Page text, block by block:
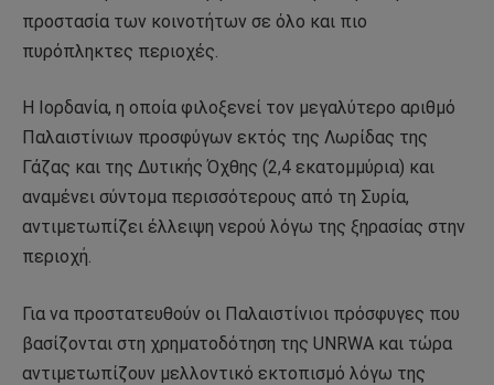
προστασία των κοινοτήτων σε όλο και πιο
πυρόπληκτες περιοχές.
Η Ιορδανία, η οποία φιλοξενεί τον μεγαλύτερο αριθμό
Παλαιστίνιων προσφύγων εκτός της Λωρίδας της
Γάζας και της Δυτικής Όχθης (2,4 εκατομμύρια) και
αναμένει σύντομα περισσότερους από τη Συρία,
αντιμετωπίζει έλλειψη νερού λόγω της ξηρασίας στην
περιοχή.
Για να προστατευθούν οι Παλαιστίνιοι πρόσφυγες που
βασίζονται στη χρηματοδότηση της UNRWA και τώρα
αντιμετωπίζουν μελλοντικό εκτοπισμό λόγω της